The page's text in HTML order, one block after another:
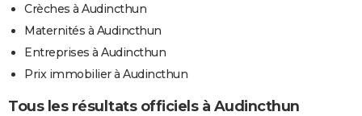
Crèches à Audincthun
Maternités à Audincthun
Entreprises à Audincthun
Prix immobilier à Audincthun
Tous les résultats officiels à Audincthun